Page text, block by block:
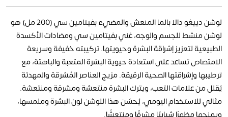
لوشن دييغو دالا بالما المنعش والمضيء بفيتامين سي (200 مل) هو
لوشن منشط للجسم والوجه، غني بفيتامين سي ومضادات الأكسدة
الطبيعية لتعزيز إشراقة البشرة وحيويتها. تركيبته خفيفة وسريعة
الامتصاص تساعد على استعادة حيوية البشرة المتعبة والباهتة، مع
ترطيبها وإشراقتها الصحية الرقيقة. مزيج العناصر المُشرقة والمهدئة
يُقلل من علامات التعب، ويترك البشرة منتعشة ومشرقة ومنتعشة.
مثالي للاستخدام اليومي، يُحسّن هذا اللوشن لون البشرة وملمسها،
ويمنحها مظهرًا شبابيًا مشرقًا ومنتعشًا.